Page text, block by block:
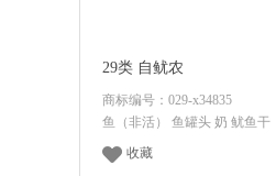
29类 自鱿农
商标编号：029-x34835
鱼（非活） 鱼罐头 奶 鱿鱼干
收藏